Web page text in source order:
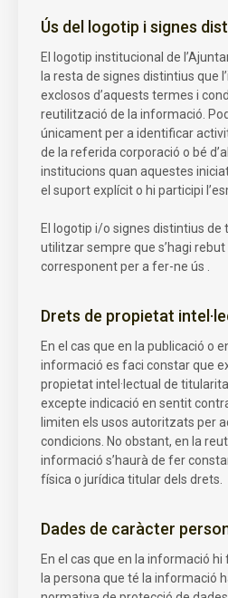
Ús del logotip i signes
El logotip institucional de
la resta de signes distintius que
exclosos d’aquests termes i
reutilització de la informació.
únicament per a identificar
de la referida corporació o bé
institucions quan aquestes
el suport explícit o hi participi
El logotip i/o signes distintius de
utilitzar sempre que s’hagi rebut
corresponent per a fer-ne ús .
Drets de propietat
En el cas que en la publicació o
informació es faci constar que
propietat intel·lectual de
excepte indicació en sentit
limiten els usos autoritzats per
condicions. No obstant, en la
informació s’haurà de fer
física o jurídica titular dels drets.
Dades de caràcter
En el cas que en la informació
la persona que té la informació